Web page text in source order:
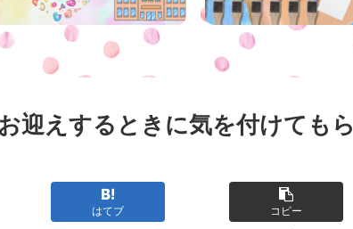
迎えするときに気を付けてもら
はてブ コピー